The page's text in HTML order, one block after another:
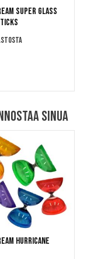
Super Glass
sinua
Hurricane